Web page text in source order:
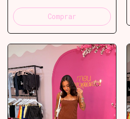
Comprar